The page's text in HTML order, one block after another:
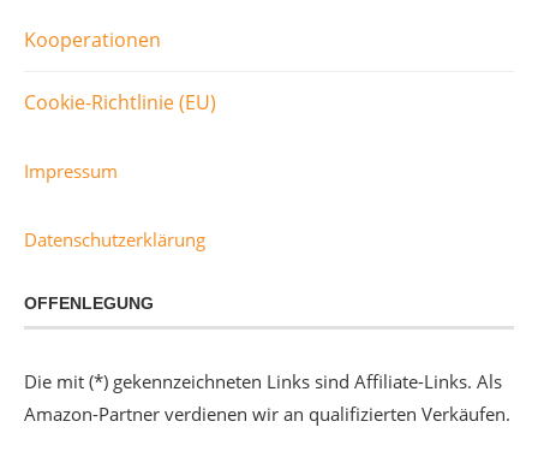
Kooperationen
Cookie-Richtlinie (EU)
Impressum
Datenschutzerklärung
OFFENLEGUNG
Die mit (*) gekennzeichneten Links sind Affiliate-Links. Als
Amazon-Partner verdienen wir an qualifizierten Verkäufen.